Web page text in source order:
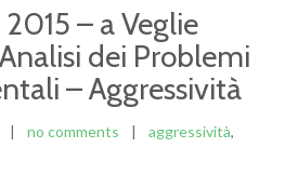
– a Veglie
dei Problemi
– Aggressività
| no comments | aggressività,